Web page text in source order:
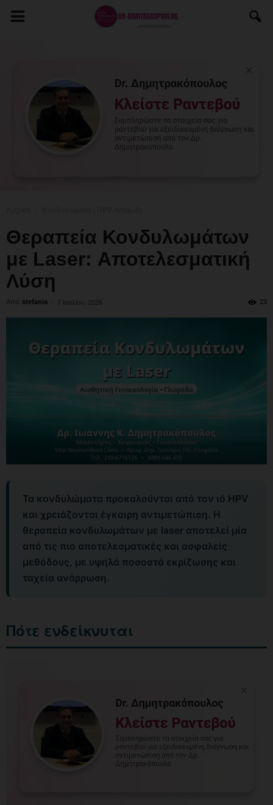
Θεραπεία Κονδυλωμάτων
με Laser: Αποτελεσματική
Λύση
Από stefania - 7 Ιουλίου, 2026 23
Τα κονδυλώματα προκαλούνται από τον ιό HPV
και χρειάζονται έγκαιρη αντιμετώπιση. Η
θεραπεία κονδυλωμάτων με laser αποτελεί μία
από τις πιο αποτελεσματικές και ασφαλείς
μεθόδους, με υψηλά ποσοστά εκρίζωσης και
ταχεία ανάρρωση.
Πότε ενδείκνυται